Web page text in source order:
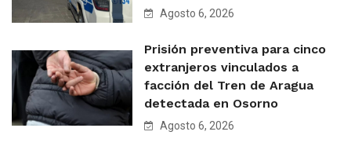
Agosto 6, 2026
Prisión preventiva para cinco
extranjeros vinculados a
facción del Tren de Aragua
detectada en Osorno
Agosto 6, 2026